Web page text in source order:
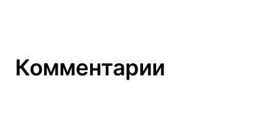
Комментарии